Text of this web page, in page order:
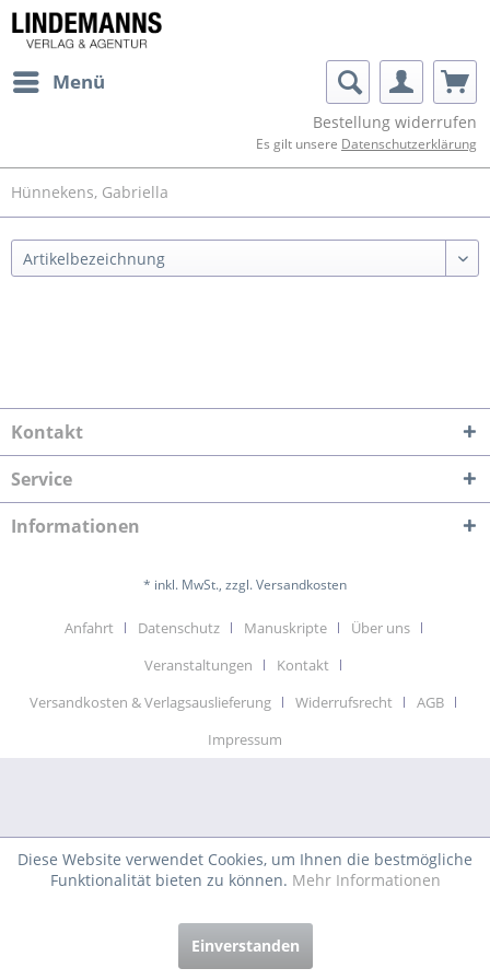
Menü
Bestellung widerrufen
Es gilt unsere Datenschutzerklärung
Hünnekens, Gabriella
Kontakt
Service
Informationen
* inkl. MwSt., zzgl. Versandkosten
Anfahrt Datenschutz Manuskripte
Über uns
Veranstaltungen
Kontakt
Versandkosten & Verlagsauslieferung
Widerrufsrecht
AGB
Impressum
Diese Website verwendet Cookies, um Ihnen die bestmögliche
Funktionalität bieten zu können. Mehr Informationen
Einverstanden